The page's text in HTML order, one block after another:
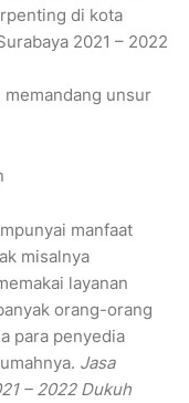
di kota
2021 – 2022
unsur
manfaat
misalnya
layanan
orang-orang
para penyedia
Jasa
– 2022 Dukuh